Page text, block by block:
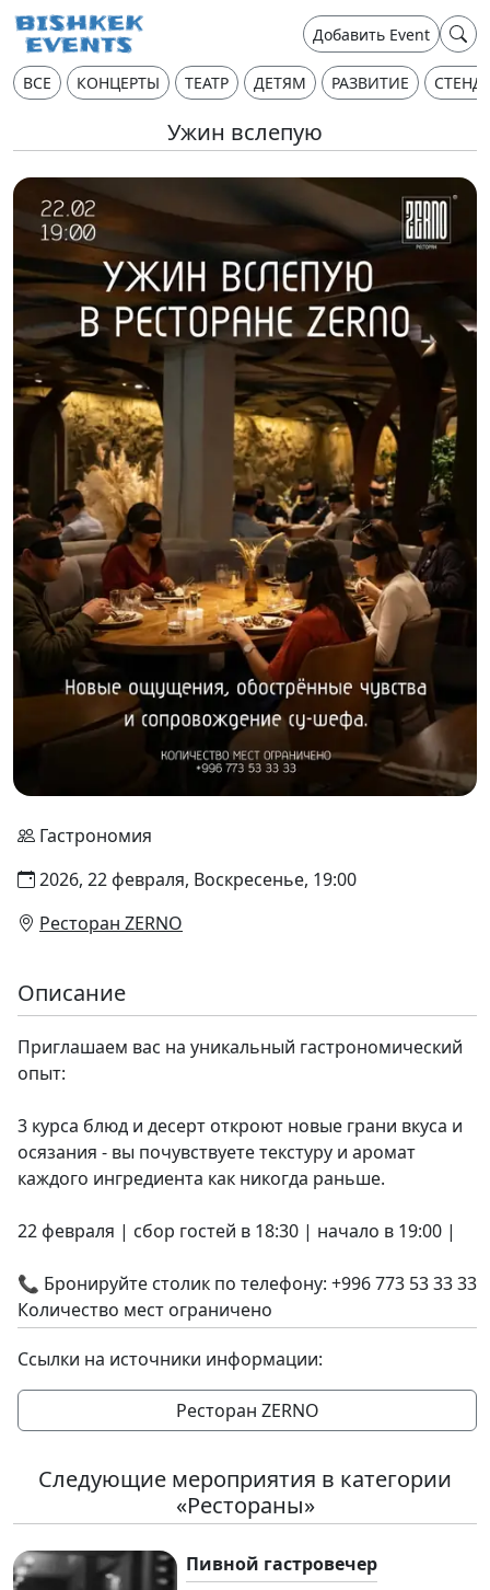
Добавить Event
ВСЕ КОНЦЕРТЫ ТЕАТР ДЕТЯМ РАЗВИТИЕ
Ужин вслепую
Гастрономия
2026, 22 февраля, Воскресенье, 19:00
Ресторан ZERNO
Описание
Приглашаем вас на уникальный гастрономический
опыт:
3 курса блюд и десерт откроют новые грани вкуса и
осязания - вы почувствуете текстуру и аромат
каждого ингредиента как никогда раньше.
22 февраля | сбор гостей в 18:30 | начало в 19:00 |
📞 Бронируйте столик по телефону: +996 773 53 33 33
Количество мест ограничено
Ссылки на источники информации:
Ресторан ZERNO
Следующие мероприятия в категории
«Рестораны»
Пивной гастровечер